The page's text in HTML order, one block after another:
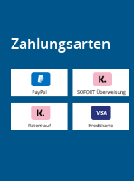
Zahlungsarten